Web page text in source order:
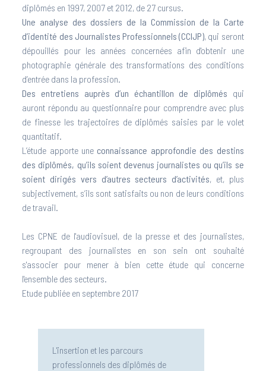
diplômés en 1997, 2007 et 2012, de 27 cursus.
Une analyse des dossiers de la Commission de la Carte
d’identité des Journalistes Professionnels (CCIJP), qui seront
dépouillés pour les années concernées afin d'obtenir une
photographie générale des transformations des conditions
d’entrée dans la profession.
Des entretiens auprès d’un échantillon de diplômés qui
auront répondu au questionnaire pour comprendre avec plus
de finesse les trajectoires de diplômés saisies par le volet
quantitatif.
L’étude apporte une connaissance approfondie des destins
des diplômés, qu’ils soient devenus journalistes ou qu’ils se
soient dirigés vers d’autres secteurs d’activités, et, plus
subjectivement, s’ils sont satisfaits ou non de leurs conditions
de travail.
Les CPNE de l'audiovisuel, de la presse et des journalistes,
regroupant des journalistes en son sein ont souhaité
s'associer pour mener à bien cette étude qui concerne
l'ensemble des secteurs.
Etude publiée en septembre 2017
L'insertion et les parcours
professionnels des diplômés de